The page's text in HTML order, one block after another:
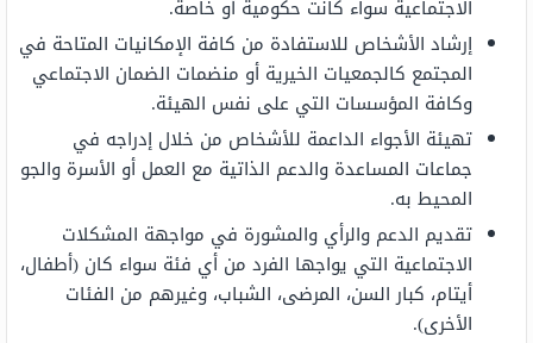
الاجتماعية سواء كانت حكومية أو خاصة.
إرشاد الأشخاص للاستفادة من كافة الإمكانيات المتاحة في
المجتمع كالجمعيات الخيرية أو منضمات الضمان الاجتماعي
وكافة المؤسسات التي على نفس الهيئة.
تهيئة الأجواء الداعمة للأشخاص من خلال إدراجه في
جماعات المساعدة والدعم الذاتية مع العمل أو الأسرة والجو
المحيط به.
تقديم الدعم والرأي والمشورة في مواجهة المشكلات
الاجتماعية التي يواجها الفرد من أي فئة سواء كان (أطفال،
أيتام، كبار السن، المرضى، الشباب، وغيرهم من الفئات
الأخرى).